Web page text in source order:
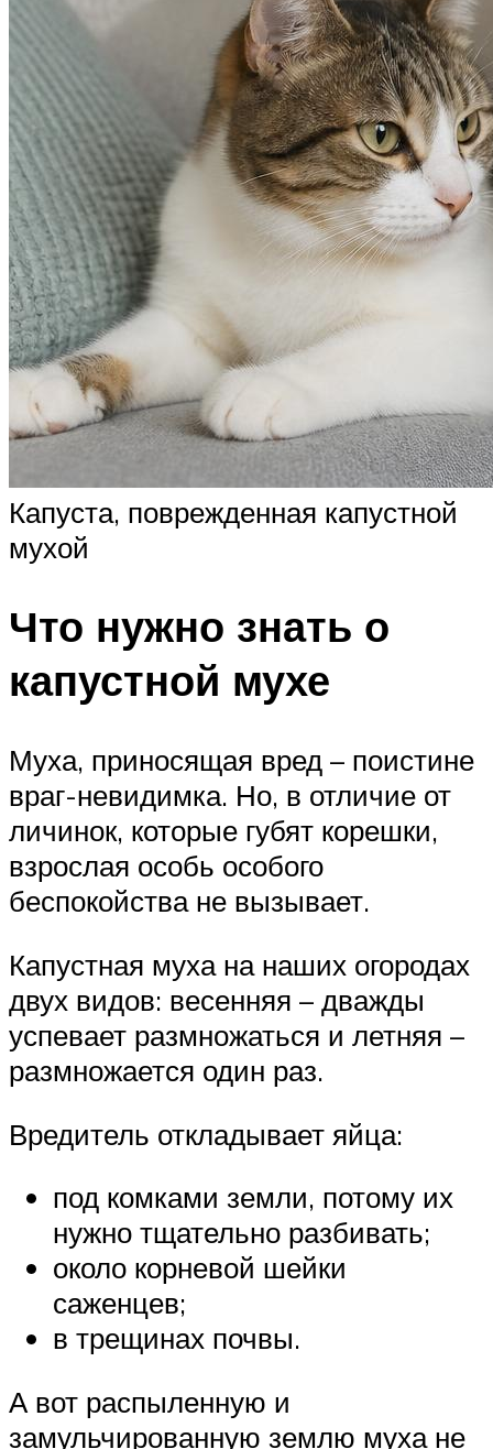
Капуста, поврежденная капустной
мухой
Что нужно знать о
капустной мухе
Муха, приносящая вред – поистине
враг-невидимка. Но, в отличие от
личинок, которые губят корешки,
взрослая особь особого
беспокойства не вызывает.
Капустная муха на наших огородах
двух видов: весенняя – дважды
успевает размножаться и летняя –
размножается один раз.
Вредитель откладывает яйца:
под комками земли, потому их
нужно тщательно разбивать;
около корневой шейки
саженцев;
в трещинах почвы.
А вот распыленную и
замульчированную землю муха не